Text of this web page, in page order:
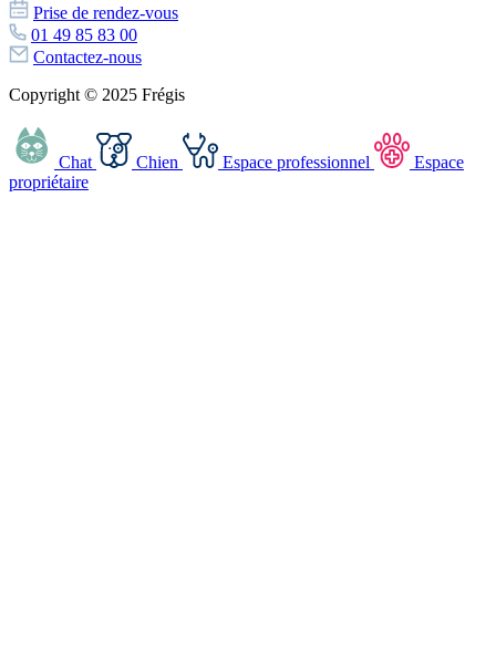
Prise de rendez-vous
01 49 85 83 00
Contactez-nous
Copyright © 2025 Frégis
Chat Chien Espace professionnel
Espace
propriétaire